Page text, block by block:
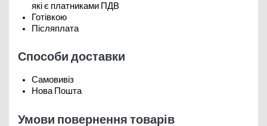
які є платниками ПДВ
Готівкою
Післяплата
Способи доставки
Самовивіз
Нова Пошта
Умови повернення товарів